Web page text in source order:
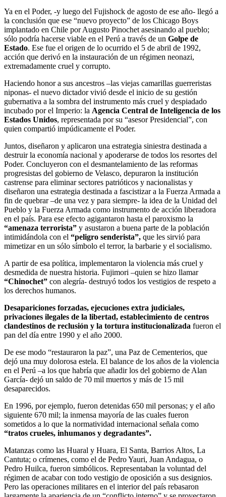
Ya en el Poder, -y luego del Fujishock de agosto de ese año- llegó a
la conclusión que ese “nuevo proyecto” de los Chicago Boys
implantado en Chile por Augusto Pinochet asesinando al pueblo;
sólo podría hacerse viable en el Perú a través de un Golpe de
Estado. Ese fue el origen de lo ocurrido el 5 de abril de 1992,
acción que derivó en la instauración de un régimen neonazi,
extremadamente cruel y corrupto.
Haciendo honor a sus ancestros –las viejas camarillas guerreristas
niponas- el nuevo dictador vivió desde el inicio de su gestión
gubernativa a la sombra del instrumento más cruel y despiadado
incubado por el Imperio: la Agencia Central de Inteligencia de los
Estados Unidos, representada por su “asesor Presidencial”, con
quien compartió impúdicamente el Poder.
Juntos, diseñaron y aplicaron una estrategia siniestra destinada a
destruir la economía nacional y apoderarse de todos los resortes del
Poder. Concluyeron con el desmantelamiento de las reformas
progresistas del gobierno de Velasco, depuraron la institución
castrense para eliminar sectores patrióticos y nacionalistas y
diseñaron una estrategia destinada a fascistizar a la Fuerza Armada a
fin de quebrar –de una vez y para siempre- la idea de la Unidad del
Pueblo y la Fuerza Armada como instrumento de acción liberadora
en el país. Para ese efecto agigantaron hasta el paroxismo la
“amenaza terrorista” y asustaron a buena parte de la población
intimidándola con el “peligro senderista”, que les sirvió para
mimetizar en un sólo símbolo el terror, la barbarie y el socialismo.
A partir de esa política, implementaron la violencia más cruel y
desmedida de nuestra historia. Fujimori –quien se hizo llamar
“Chinochet” con alegría- destruyó todos los vestigios de respeto a
los derechos humanos.
Desapariciones forzadas, ejecuciones extra judiciales,
privaciones ilegales de la libertad, establecimiento de centros
clandestinos de reclusión y la tortura institucionalizada fueron el
pan del día entre 1990 y el año 2000.
De ese modo “restauraron la paz”, una Paz de Cementerios, que
dejó una muy dolorosa estela. El balance de los años de la violencia
en el Perú –a los que habría que añadir los del gobierno de Alan
García- dejó un saldo de 70 mil muertos y más de 15 mil
desaparecidos.
En 1996, por ejemplo, fueron detenidas 650 mil personas; y el año
siguiente 670 mil; la inmensa mayoría de las cuales fueron
sometidos a lo que la normatividad internacional señala como
“tratos crueles, inhumanos y degradantes”.
Matanzas como las Huaral y Huara, El Santa, Barrios Altos, La
Cantuta; o crímenes, como el de Pedro Yauri, Juan Andagua, o
Pedro Huilca, fueron simbólicos. Representaban la voluntad del
régimen de acabar con todo vestigio de oposición a sus designios.
Pero las operaciones militares en el interior del país rebasaron